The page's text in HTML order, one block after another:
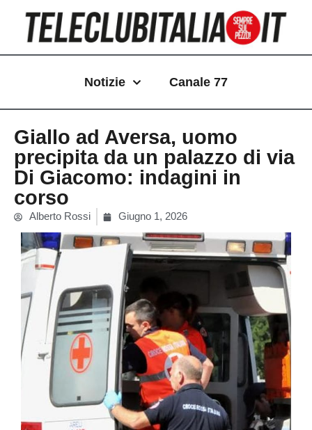
contenuto
Notizie Canale 77
Giallo ad Aversa, uomo
precipita da un palazzo di via
Di Giacomo: indagini in
corso
Alberto Rossi Giugno 1, 2026